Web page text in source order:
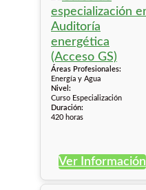
Áreas Profesionales:
Energía y Agua
Nivel:
Curso Especialización
Duración:
420 horas
Ver Información